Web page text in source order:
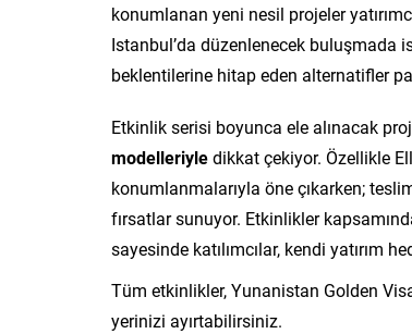
konumlanan yeni nesil projeler
Istanbul’da düzenlenecek buluşmada
beklentilerine hitap eden alternatifler
Etkinlik serisi boyunca ele alınacak
modelleriyledikkat çekiyor. Özellikle
konumlanmalarıyla öne çıkarken;
fırsatlar sunuyor. Etkinlikler
sayesinde katılımcılar, kendi yatırım
Tüm etkinlikler, Yunanistan Golden
yerinizi ayırtabilirsiniz.